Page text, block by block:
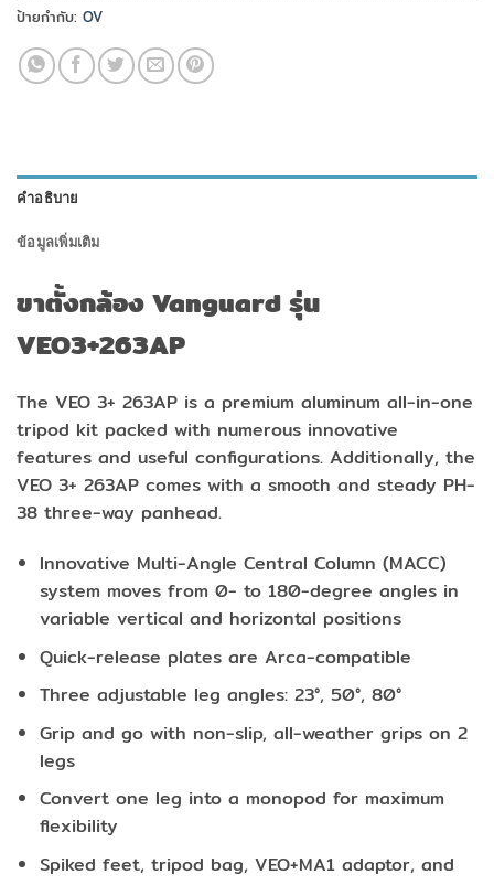
ป้ายกำกับ: OV
คำอธิบาย
ข้อมูลเพิ่มเติม
ขาตั้งกล้อง Vanguard รุ่น
VEO3+263AP
The VEO 3+ 263AP is a premium aluminum all-in-one
tripod kit packed with numerous innovative
features and useful configurations. Additionally, the
VEO 3+ 263AP comes with a smooth and steady PH-
38 three-way panhead.
Innovative Multi-Angle Central Column (MACC)
system moves from 0- to 180-degree angles in
variable vertical and horizontal positions
Quick-release plates are Arca-compatible
Three adjustable leg angles: 23°, 50°, 80°
Grip and go with non-slip, all-weather grips on 2
legs
Convert one leg into a monopod for maximum
flexibility
Spiked feet, tripod bag, VEO+MA1 adaptor, and